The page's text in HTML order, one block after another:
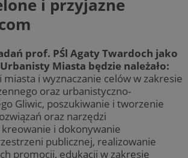
i przyjazne
prof. PŚl Agaty Twardoch jako
Miasta będzie należało:
i wyznaczanie celów w zakresie
oraz urbanistyczno-
Gliwic, poszukiwanie i tworzenie
oraz narzędzi
i dokonywanie
publicznej, realizowanie
promocji, edukacji w zakresie